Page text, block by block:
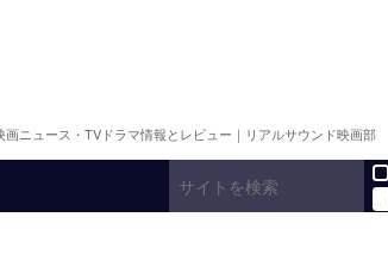
画ニュース・TVドラマ情報とレビュー｜リアルサウンド映画部